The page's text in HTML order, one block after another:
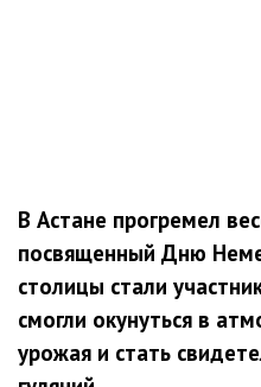
В Астане прогремел
посвященный Дню
столицы стали
смогли окунуться в
урожая и стать